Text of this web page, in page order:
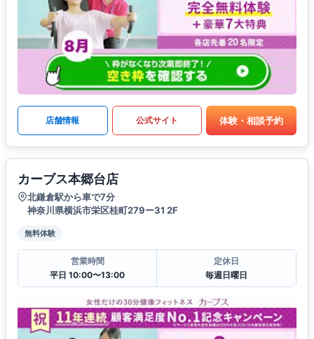
店舗情報 公式サイト 体験・相談予約
カーブス本郷台店
北鎌倉駅から車で7分
神奈川県横浜市栄区桂町279ー31 2F
無料体験
営業時間
平日 10:00〜13:00
定休日
毎週日曜日